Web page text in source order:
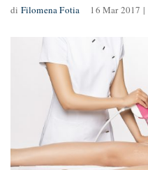
di Filomena Fotia 16 Mar 2017